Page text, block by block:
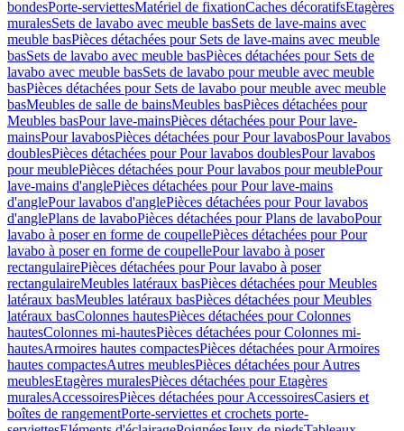
bondesPorte-serviettesMatériel de fixationCaches décoratifsEtagères
muralesSets de lavabo avec meuble basSets de lave-mains avec
meuble basPièces détachées pour Sets de lave-mains avec meuble
basSets de lavabo avec meuble basPièces détachées pour Sets de
lavabo avec meuble basSets de lavabo pour meuble avec meuble
basPièces détachées pour Sets de lavabo pour meuble avec meuble
basMeubles de salle de bainsMeubles basPièces détachées pour
Meubles basPour lave-mainsPièces détachées pour Pour lave-
mainsPour lavabosPièces détachées pour Pour lavabosPour lavabos
doublesPièces détachées pour Pour lavabos doublesPour lavabos
pour meublePièces détachées pour Pour lavabos pour meublePour
lave-mains d'anglePièces détachées pour Pour lave-mains
d'anglePour lavabos d'anglePièces détachées pour Pour lavabos
d'anglePlans de lavaboPièces détachées pour Plans de lavaboPour
lavabo à poser en forme de coupellePièces détachées pour Pour
lavabo à poser en forme de coupellePour lavabo à poser
rectangulairePièces détachées pour Pour lavabo à poser
rectangulaireMeubles latéraux basPièces détachées pour Meubles
latéraux basMeubles latéraux basPièces détachées pour Meubles
latéraux basColonnes hautesPièces détachées pour Colonnes
hautesColonnes mi-hautesPièces détachées pour Colonnes mi-
hautesArmoires hautes compactesPièces détachées pour Armoires
hautes compactesAutres meublesPièces détachées pour Autres
meublesEtagères muralesPièces détachées pour Etagères
muralesAccessoiresPièces détachées pour AccessoiresCasiers et
boîtes de rangementPorte-serviettes et crochets porte-